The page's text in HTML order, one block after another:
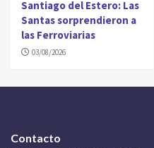
Santiago del Estero: Las
Santas sorprendieron a
las Ferroviarias
03/08/2026
Contacto